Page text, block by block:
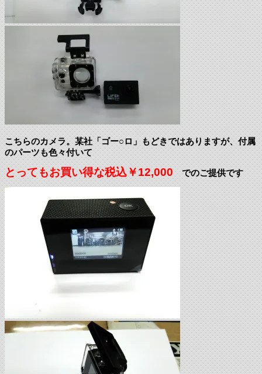
こちらのカメラ。某社「ゴー○ロ」もどきではありますが、付属
のパーツも色々付いて
とってもお買い得な税込￥12,000でのご提供です